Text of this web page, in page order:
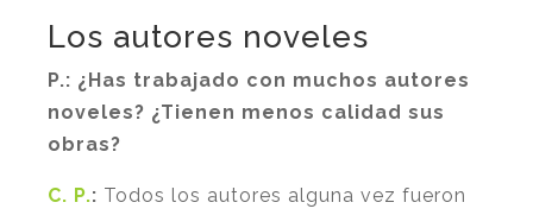
Los autores noveles
P.: ¿Has trabajado con muchos autores
noveles? ¿Tienen menos calidad sus
obras?
C. P.: Todos los autores alguna vez fueron